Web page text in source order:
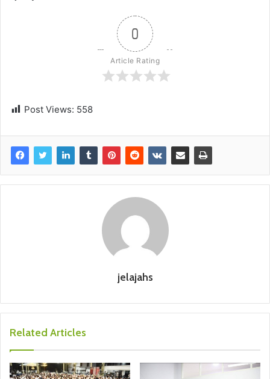
0
Article Rating
Post Views: 558
jelajahs
Related Articles